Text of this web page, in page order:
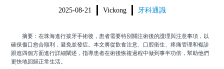
美學收費
箍牙收費
2025-08-21 Vickong 牙科通識
摘要：在珠海進行拔牙手術後，患者需要特別關注術後的護理與注意事項，以
確保傷口愈合順利，避免並發症。本文將從飲食注意、口腔衛生、疼痛管理和複診
跟進四個方面進行詳細闡述，指導患者在術後恢複過程中做到事半功倍，幫助他們
更快地回歸正常生活。